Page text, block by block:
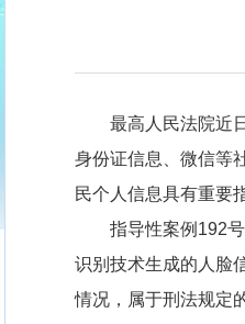
最高人民法院近日
身份证信息、微信等
民个人信息具有重要
指导性案例192号
识别技术生成的人脸
情况，属于刑法规定